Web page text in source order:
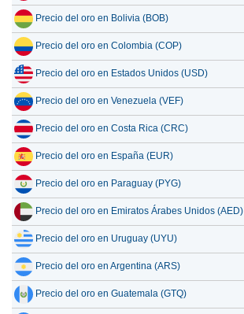
Precio del oro en Bolivia (BOB)
Precio del oro en Colombia (COP)
Precio del oro en Estados Unidos (USD)
Precio del oro en Venezuela (VEF)
Precio del oro en Costa Rica (CRC)
Precio del oro en España (EUR)
Precio del oro en Paraguay (PYG)
Precio del oro en Emiratos Árabes Unidos (AED)
Precio del oro en Uruguay (UYU)
Precio del oro en Argentina (ARS)
Precio del oro en Guatemala (GTQ)